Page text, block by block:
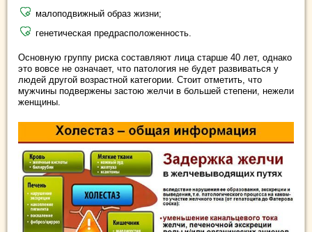
малоподвижный образ жизни;
генетическая предрасположенность.
Основную группу риска составляют лица старше 40 лет, однако
это вовсе не означает, что патология не будет развиваться у
людей другой возрастной категории. Стоит отметить, что
мужчины подвержены застою желчи в большей степени, нежели
женщины.